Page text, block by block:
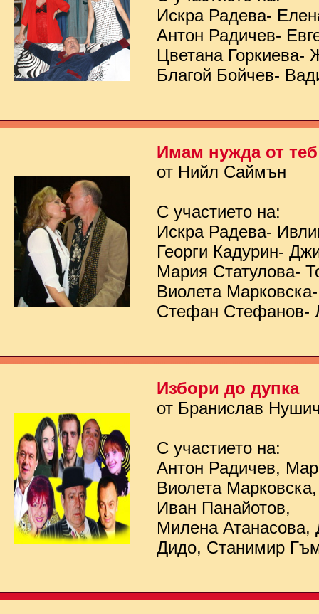
Искра Радева-
Антон Радичев-
Цветана Горкиева-
Благой Бойчев-
Имам нужда от теб
от Нийл Саймън
С участието на:
Искра Радева-
Георги Кадурин-
Мария Статулова-
Виолета
Стефан Стефанов-
Избори до дупка
от Бранислав
С участието на:
Антон Радичев,
Виолета
Иван Панайотов,
Милена Атанасова,
Дидо, Станимир